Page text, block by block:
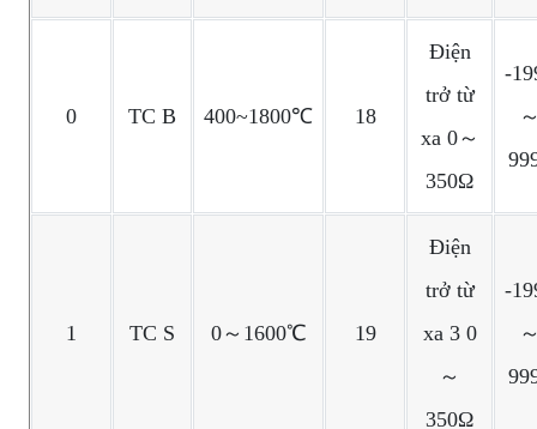
0 TC B 400~1800℃ 18
Điện
trở từ
xa 0～
350Ω
-
1 TC S 0～1600℃ 19
Điện
trở từ
xa 3 0
～
350Ω
-